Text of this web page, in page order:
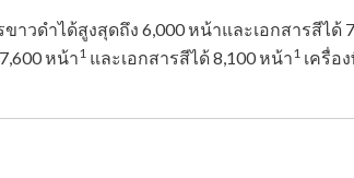
ดำได้สูงสุดถึง 6,000 หน้าและเอกสารสีได้
หน้า1 และเอกสารสีได้ 8,100 หน้า1 เครื่อ